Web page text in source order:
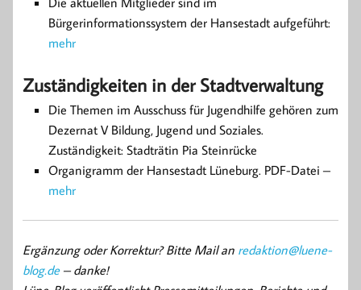
Bürgerinformationssystem der Hansestadt aufgeführt:
mehr
Zuständigkeiten in der Stadtverwaltung
Die Themen im Ausschuss für Jugendhilfe gehören zum
Dezernat V Bildung, Jugend und Soziales.
Zuständigkeit: Stadträtin Pia Steinrücke
Organigramm der Hansestadt Lüneburg. PDF-Datei –
mehr
Ergänzung oder Korrektur? Bitte Mail an redaktion@luene-
blog.de– danke!